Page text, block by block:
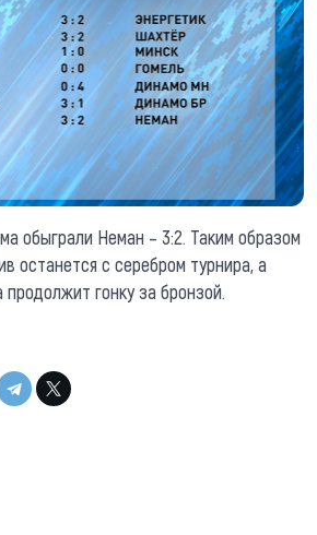
обыграли Неман – 3:2. Таким образом
останется с серебром турнира, а
гонку за бронзой.